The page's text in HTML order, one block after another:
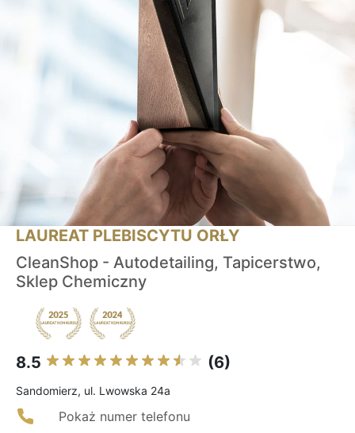
LAUREAT PLEBISCYTU ORŁY
CleanShop - Autodetailing, Tapicerstwo,
Sklep Chemiczny
8.5 (6)
Sandomierz, ul. Lwowska 24a
Pokaż numer telefonu